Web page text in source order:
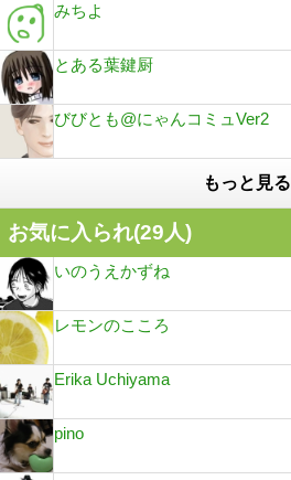
みちよ
とある葉鍵厨
びびとも@にゃんコミュVer2
もっと見る
お気に入られ(29人)
いのうえかずね
レモンのこころ
Erika Uchiyama
pino